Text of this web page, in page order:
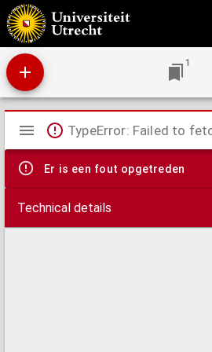
Silezië en de Sudeten
1
Mirador
viewer
TypeError: Failed to
Er is een fout opgetreden
Technical details